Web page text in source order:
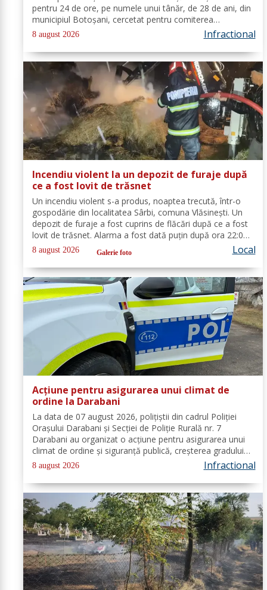
pentru 24 de ore, pe numele unui tânăr, de 28 de ani, din
municipiul Botoșani, cercetat pentru comiterea
infracțiunii de furt. În urma probatoriului administrat, s-a
stabilit faptul că, în...
8 august 2026 Infractional
Incendiu violent la un depozit de furaje după
ce a fost lovit de trăsnet
Un incendiu violent s-a produs, noaptea trecută, într-o
gospodărie din localitatea Sârbi, comuna Vlăsinești. Un
depozit de furaje a fost cuprins de flăcări după ce a fost
lovit de trăsnet. Alarma a fost dată puțin după ora 22:00.
La caz s-au deplasat, în cel mai scurt timp, pompierii din
cadrul...
8 august 2026 Galerie foto Local
Acțiune pentru asigurarea unui climat de
ordine la Darabani
La data de 07 august 2026, polițiștii din cadrul Poliției
Orașului Darabani și Secției de Poliție Rurală nr. 7
Darabani au organizat o acțiune pentru asigurarea unui
climat de ordine și siguranță publică, creșterea gradului
de siguranță rutieră și combaterea faptelor antisociale, în
localitatea...
8 august 2026 Infractional